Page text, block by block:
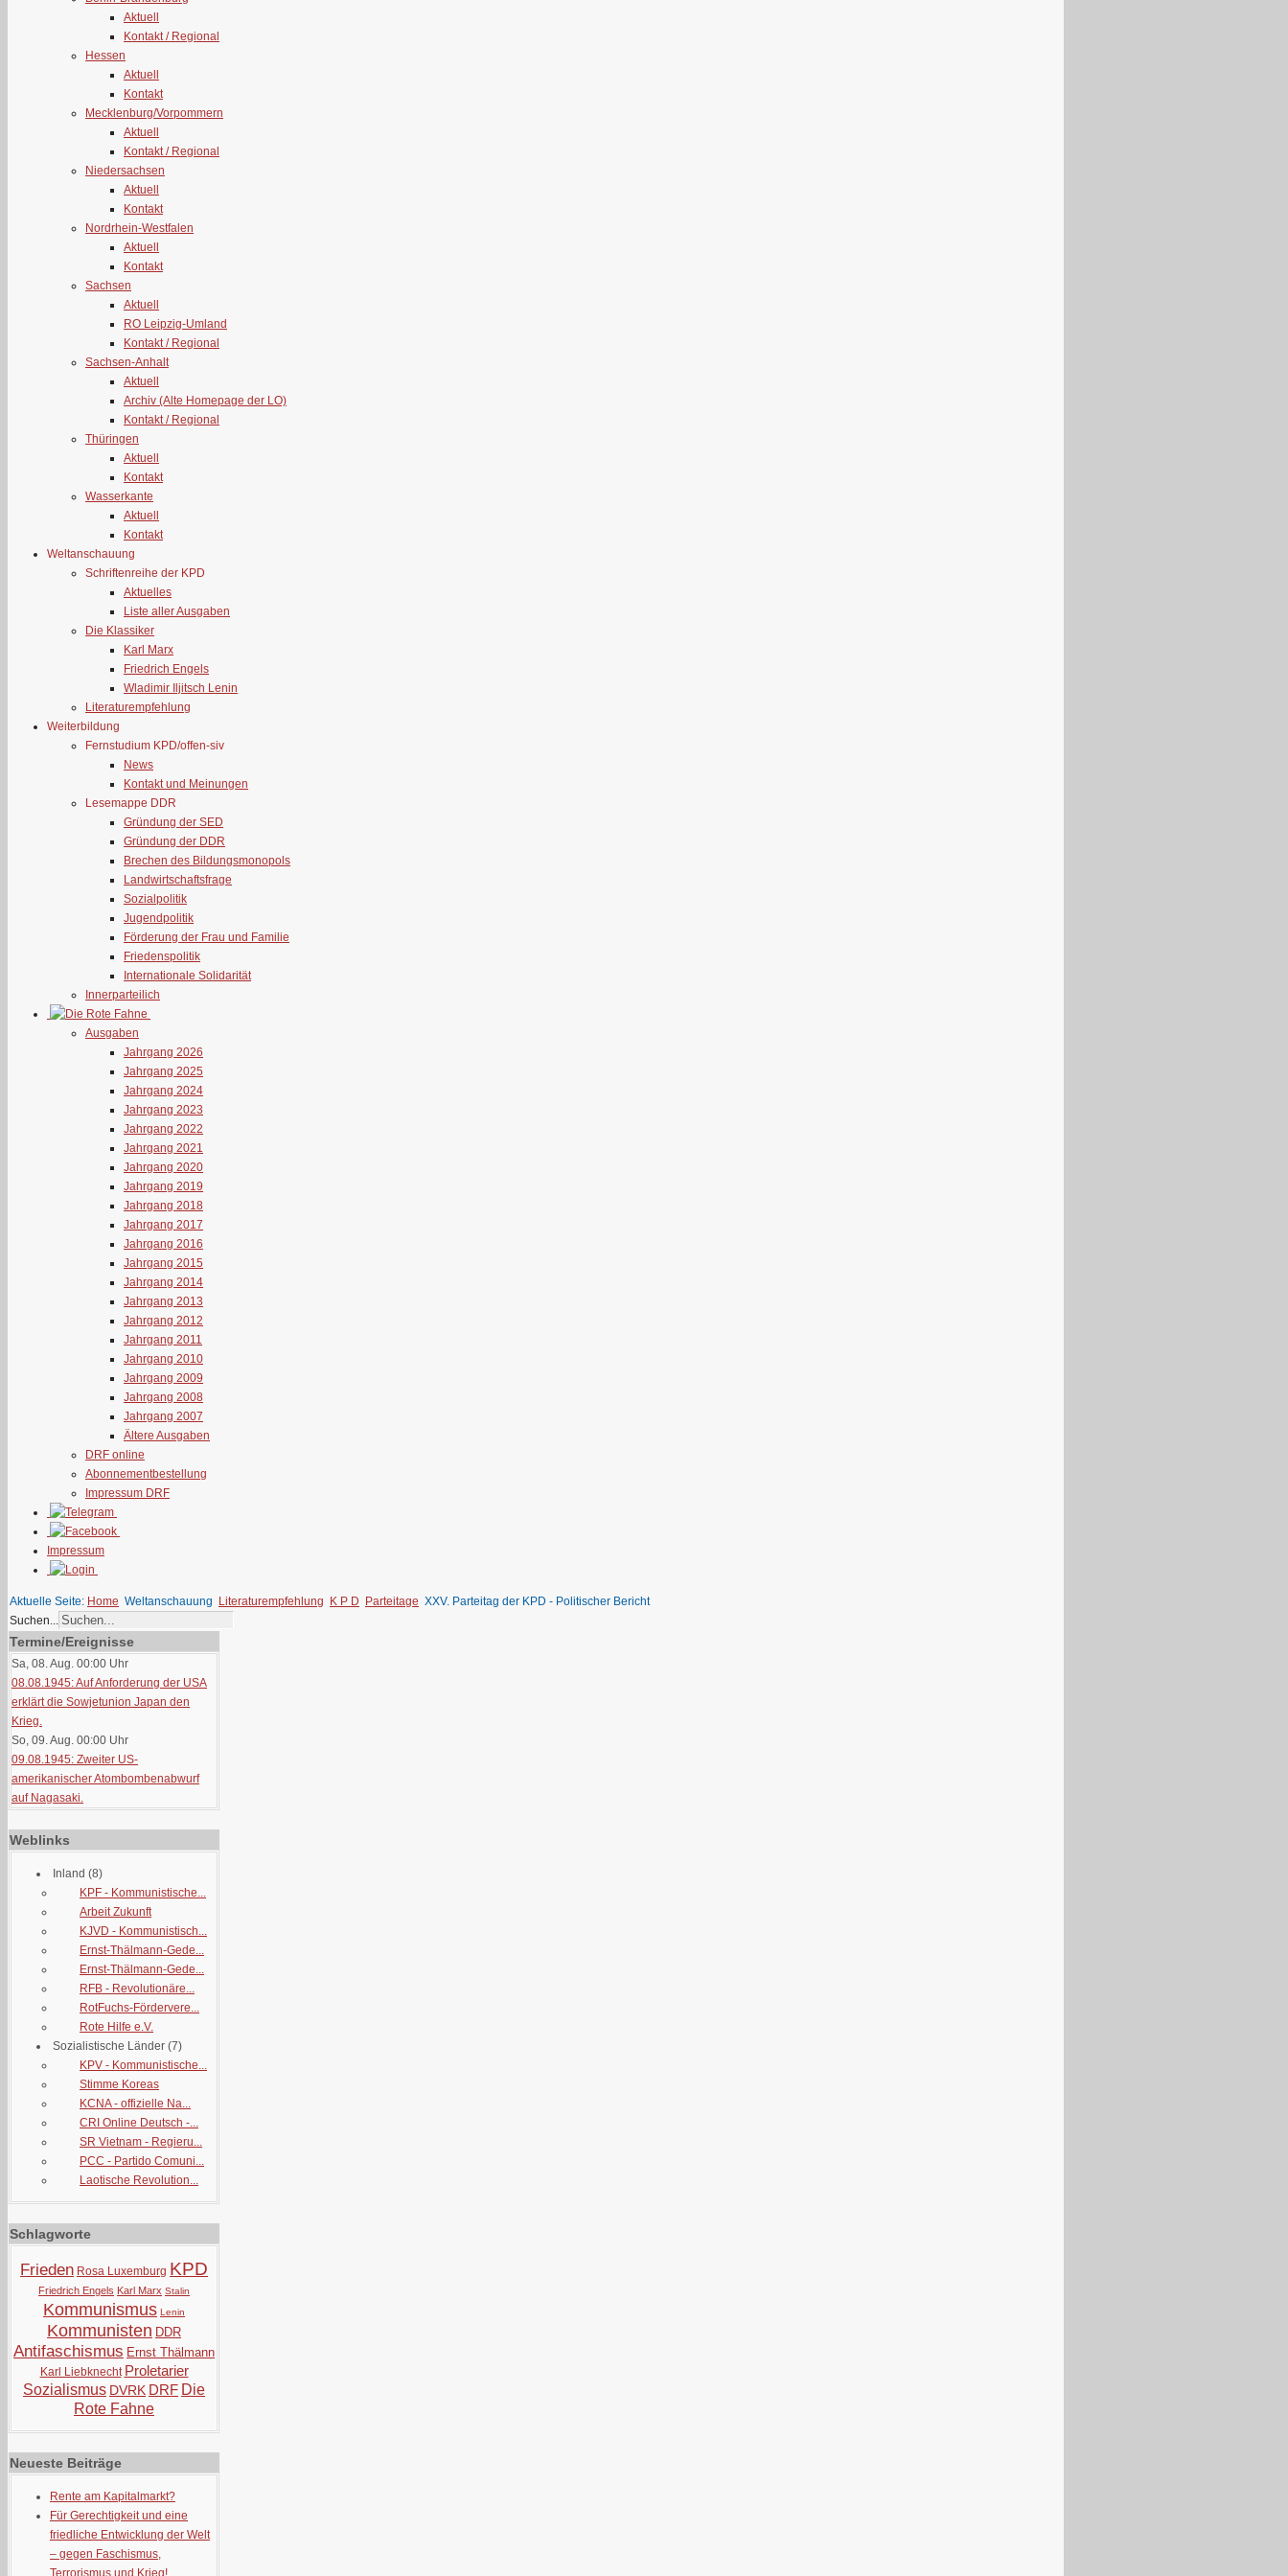
Aktuell
Kontakt / Regional
Hessen
Aktuell
Kontakt
Mecklenburg/Vorpommern
Aktuell
Kontakt / Regional
Niedersachsen
Aktuell
Kontakt
Nordrhein-Westfalen
Aktuell
Kontakt
Sachsen
Aktuell
RO Leipzig-Umland
Kontakt / Regional
Sachsen-Anhalt
Aktuell
Archiv (Alte Homepage der LO)
Kontakt / Regional
Thüringen
Aktuell
Kontakt
Wasserkante
Aktuell
Kontakt
Weltanschauung
Schriftenreihe der KPD
Aktuelles
Liste aller Ausgaben
Die Klassiker
Karl Marx
Friedrich Engels
Wladimir Iljitsch Lenin
Literaturempfehlung
Weiterbildung
Fernstudium KPD/offen-siv
News
Kontakt und Meinungen
Lesemappe DDR
Gründung der SED
Gründung der DDR
Brechen des Bildungsmonopols
Landwirtschaftsfrage
Sozialpolitik
Jugendpolitik
Förderung der Frau und Familie
Friedenspolitik
Internationale Solidarität
Innerparteilich
Ausgaben
Jahrgang 2026
Jahrgang 2025
Jahrgang 2024
Jahrgang 2023
Jahrgang 2022
Jahrgang 2021
Jahrgang 2020
Jahrgang 2019
Jahrgang 2018
Jahrgang 2017
Jahrgang 2016
Jahrgang 2015
Jahrgang 2014
Jahrgang 2013
Jahrgang 2012
Jahrgang 2011
Jahrgang 2010
Jahrgang 2009
Jahrgang 2008
Jahrgang 2007
Ältere Ausgaben
DRF online
Abonnementbestellung
Impressum DRF
Impressum
Aktuelle Seite: Home Weltanschauung Literaturempfehlung K P D Parteitage XXV. Parteitag der KPD - Politischer Bericht
Suchen...
Termine/Ereignisse
Sa, 08. Aug. 00:00 Uhr
08.08.1945: Auf Anforderung der USA
erklärt die Sowjetunion Japan den
Krieg.
So, 09. Aug. 00:00 Uhr
09.08.1945: Zweiter US-
amerikanischer Atombombenabwurf
auf Nagasaki.
Weblinks
Inland (8)
KPF - Kommunistische...
Arbeit Zukunft
KJVD - Kommunistisch...
Ernst-Thälmann-Gede...
Ernst-Thälmann-Gede...
RFB - Revolutionäre...
RotFuchs-Fördervere...
Rote Hilfe e.V.
Sozialistische Länder (7)
KPV - Kommunistische...
Stimme Koreas
KCNA - offizielle Na...
CRI Online Deutsch -...
SR Vietnam - Regieru...
PCC - Partido Comuni...
Laotische Revolution...
Schlagworte
Frieden Rosa Luxemburg KPD
Friedrich Engels Karl Marx Stalin
Kommunismus Lenin
Kommunisten DDR
Antifaschismus Ernst Thälmann
Karl Liebknecht Proletarier
Sozialismus DVRK DRF Die
Rote Fahne
Neueste Beiträge
Rente am Kapitalmarkt?
Für Gerechtigkeit und eine
friedliche Entwicklung der Welt
– gegen Faschismus,
Terrorismus und Krieg!